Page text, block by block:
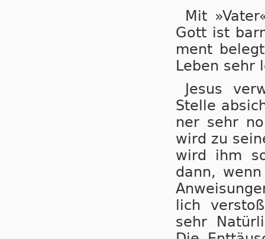
Mit
Gott ist
ment
Le­ben sehr
Jesus
Stelle
ner sehr
wird zu
wird ihm
dann,
lich
sehr